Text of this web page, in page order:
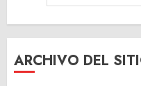
ARCHIVO DEL